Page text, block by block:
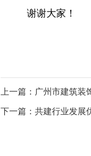
谢谢大家！
上一篇：广州市建筑
下一篇：共建行业发展